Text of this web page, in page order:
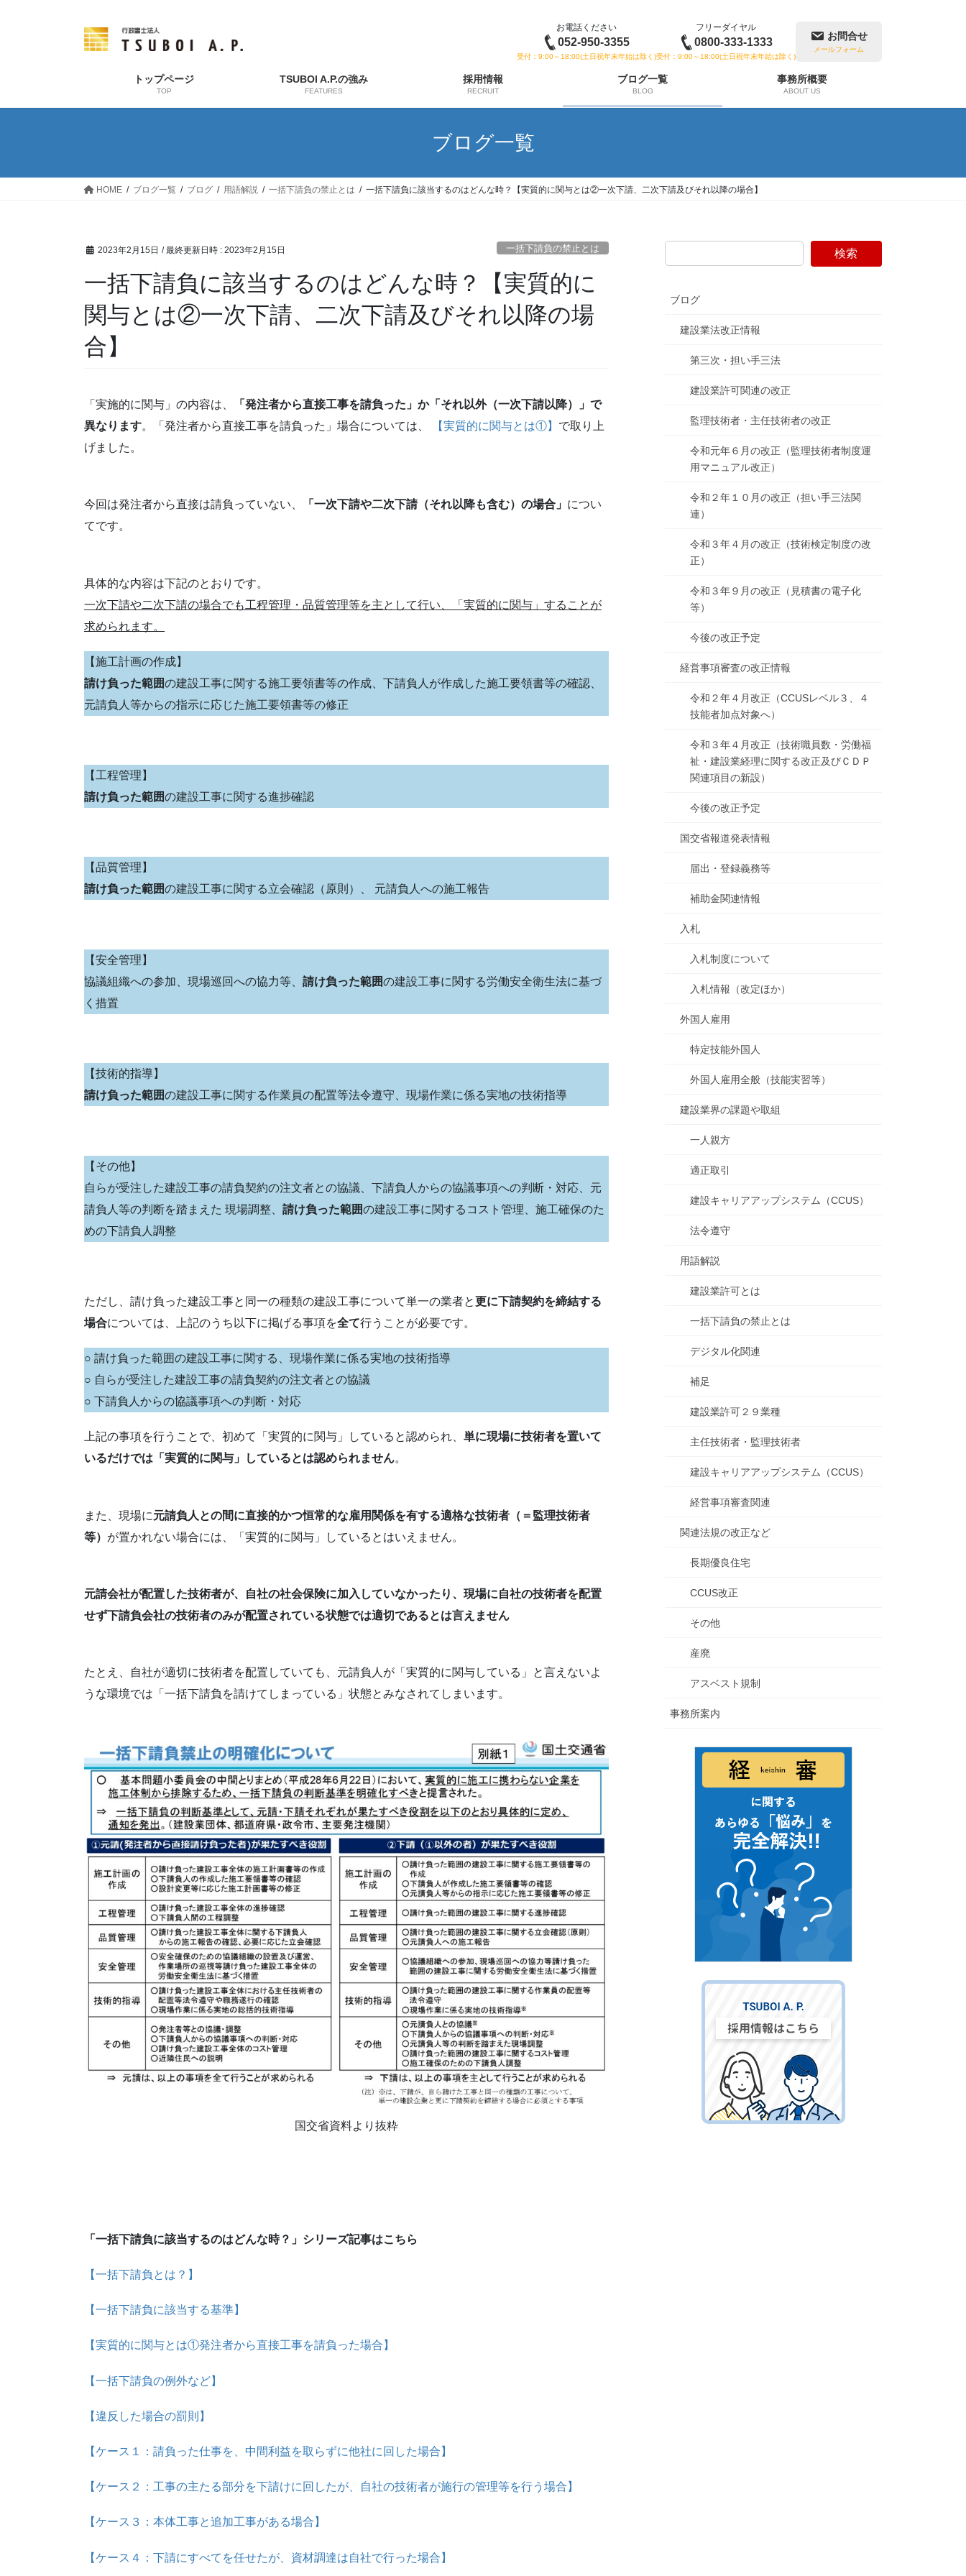
ス
ン
お電話ください
052-950-3355
受付：9:00～18:00(土日祝年末年始は除く)
フリーダイヤル
0800-333-1333
受付：9:00～18:00(土日祝年末年始は除く)
お問合せ
メールフォーム
トップページ
TOP
TSUBOI A.P.の強み
FEATURES
採用情報
RECRUIT
ブログ一覧
BLOG
事務所概要
ABOUT US
ブログ一覧
HOME ブログ一覧 ブログ 用語解説 一括下請負の禁止とは 一括下請負に該当するのはどんな時？【実質的に関与とは②一次下請、二次下請及びそれ以降の場合】
2023年2月15日 / 最終更新日時 : 2023年2月15日 一括下請負の禁止とは
一括下請負に該当するのはどんな時？【実質的に
関与とは②一次下請、二次下請及びそれ以降の場
合】
「実施的に関与」の内容は、
「発注者から直接工事を請負った」か「それ以外（一次下請以降）」で
異なります。「発注者から直接工事を請負った」場合については、 【実質的に関与とは①】 で取り上
げました。
今回は発注者から直接は請負っていない、 「一次下請や二次下請（それ以降も含む）の場合」 につい
てです。
具体的な内容は下記のとおりです。
一次下請や二次下請の場合でも工程管理・品質管理等を主として行い、「実質的に関与」することが
求められます。
【施工計画の作成】
請け負った範囲の建設工事に関する施工要領書等の作成、下請負人が作成した施工要領書等の確認、
元請負人等からの指示に応じた施工要領書等の修正
【工程管理】
請け負った範囲の建設工事に関する進捗確認
【品質管理】
請け負った範囲の建設工事に関する立会確認（原則）、 元請負人への施工報告
【安全管理】
協議組織への参加、現場巡回への協力等、 請け負った範囲の建設工事に関する労働安全衛生法に基づ
く措置
【技術的指導】
請け負った範囲の建設工事に関する作業員の配置等法令遵守、現場作業に係る実地の技術指導
【その他】
自らが受注した建設工事の請負契約の注文者との協議、下請負人からの協議事項への判断・対応、元
請負人等の判断を踏まえた 現場調整、 請け負った範囲の建設工事に関するコスト管理、施工確保のた
めの下請負人調整
ただし、請け負った建設工事と同一の種類の建設工事について単一の業者と更に下請契約を締結する
場合については、上記のうち以下に掲げる事項を全て行うことが必要です。
○ 請け負った範囲の建設工事に関する、現場作業に係る実地の技術指導
○ 自らが受注した建設工事の請負契約の注文者との協議
○ 下請負人からの協議事項への判断・対応
上記の事項を行うことで、初めて「実質的に関与」していると認められ、 単に現場に技術者を置いて
いるだけでは「実質的に関与」しているとは認められません。
また、現場に元請負人との間に直接的かつ恒常的な雇用関係を有する適格な技術者（＝監理技術者
等） が置かれない場合には、「実質的に関与」しているとはいえません。
元請会社が配置した技術者が、自社の社会保険に加入していなかったり、現場に自社の技術者を配置
せず下請負会社の技術者のみが配置されている状態では適切であるとは言えません
たとえ、自社が適切に技術者を配置していても、元請負人が「実質的に関与している」と言えないよ
うな環境では「一括下請負を請けてしまっている」状態とみなされてしまいます。
国交省資料より抜粋
「一括下請負に該当するのはどんな時？」シリーズ記事はこちら
【一括下請負とは？】
【一括下請負に該当する基準】
【実質的に関与とは①発注者から直接工事を請負った場合】
【一括下請負の例外など】
【違反した場合の罰則】
【ケース１：請負った仕事を、中間利益を取らずに他社に回した場合】
【ケース２：工事の主たる部分を下請けに回したが、自社の技術者が施行の管理等を行う場合】
【ケース３：本体工事と追加工事がある場合】
【ケース４：下請にすべてを任せたが、資材調達は自社で行った場合】
検索
ブログ
建設業法改正情報
第三次・担い手三法
建設業許可関連の改正
監理技術者・主任技術者の改正
令和元年６月の改正（監理技術者制度運
用マニュアル改正）
令和２年１０月の改正（担い手三法関
連）
令和３年４月の改正（技術検定制度の改
正）
令和３年９月の改正（見積書の電子化
等）
今後の改正予定
経営事項審査の改正情報
令和２年４月改正（CCUSレベル３、４
技能者加点対象へ）
令和３年４月改正（技術職員数・労働福
祉・建設業経理に関する改正及びＣＤＰ
関連項目の新設）
今後の改正予定
国交省報道発表情報
届出・登録義務等
補助金関連情報
入札
入札制度について
入札情報（改定ほか）
外国人雇用
特定技能外国人
外国人雇用全般（技能実習等）
建設業界の課題や取組
一人親方
適正取引
建設キャリアアップシステム（CCUS）
法令遵守
用語解説
建設業許可とは
一括下請負の禁止とは
デジタル化関連
補足
建設業許可２９業種
主任技術者・監理技術者
建設キャリアアップシステム（CCUS）
経営事項審査関連
関連法規の改正など
長期優良住宅
CCUS改正
その他
産廃
アスベスト規制
事務所案内